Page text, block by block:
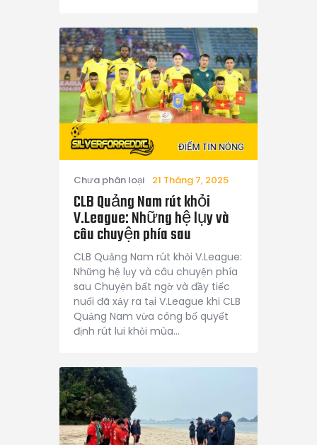
Chưa phân loại 21 Tháng 7, 2025
CLB Quảng Nam rút khỏi
V.League: Những hệ lụy và
câu chuyện phía sau
CLB Quảng Nam rút khỏi V.League:
Những hệ lụy và câu chuyện phía
sau Chuyện bất ngờ và đầy tiếc
nuối đã xảy ra tại V.League khi CLB
Quảng Nam vừa công bố quyết
định rút lui khỏi mùa…